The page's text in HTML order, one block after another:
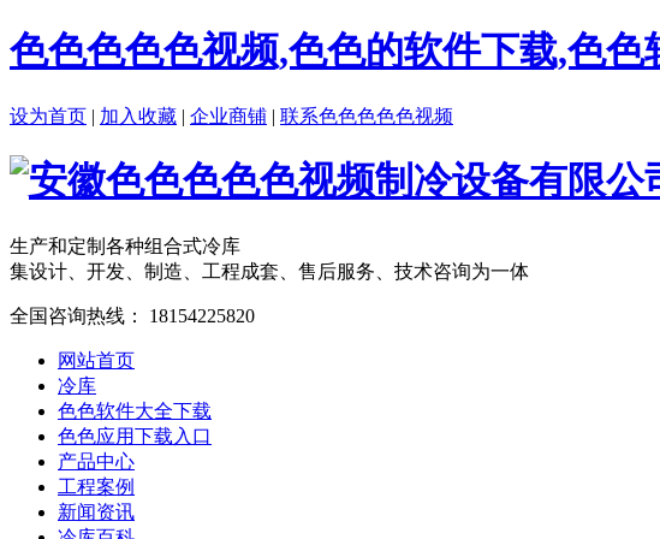
色色色色色视频,色色的软件下载,色
设为首页 | 加入收藏 | 企业商铺 | 联系色色色色色视频
生产和定制各种组合式冷库
集设计、开发、制造、工程成套、售后服务、技术咨询为一体
全国咨询热线： 18154225820
网站首页
冷库
色色软件大全下载
色色应用下载入口
产品中心
工程案例
新闻资讯